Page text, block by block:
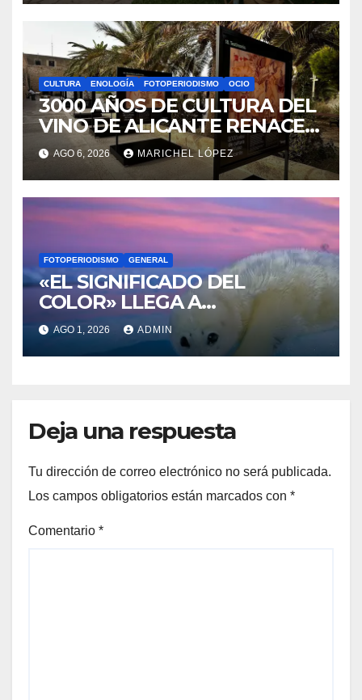
CULTURA ENOLOGÍA FOTOPERIODISMO OCIO
3000 AÑOS DE CULTURA DEL
VINO DE ALICANTE RENACEN
EN EL CASTILLO DE SANTA
BÁRBARA
AGO 6, 2026 MARICHEL LÓPEZ
FOTOPERIODISMO GENERAL
«EL SIGNIFICADO DEL
COLOR» LLEGA A
VILLAJOYOSA
AGO 1, 2026 ADMIN
Deja una respuesta
Tu dirección de correo electrónico no será publicada.
Los campos obligatorios están marcados con *
Comentario *